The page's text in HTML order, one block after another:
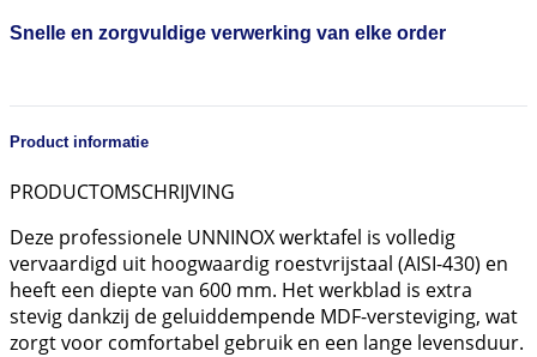
Snelle en zorgvuldige verwerking van elke order
Product informatie
PRODUCTOMSCHRIJVING
Deze professionele UNNINOX werktafel is volledig
vervaardigd uit hoogwaardig roestvrijstaal (AISI-430) en
heeft een diepte van 600 mm. Het werkblad is extra
stevig dankzij de geluiddempende MDF-versteviging, wat
zorgt voor comfortabel gebruik en een lange levensduur.